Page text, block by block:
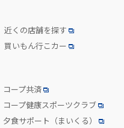
近くの店舗を探す
買いもん行こカー
コープ共済
コープ健康スポーツクラブ
夕食サポート （まいくる）